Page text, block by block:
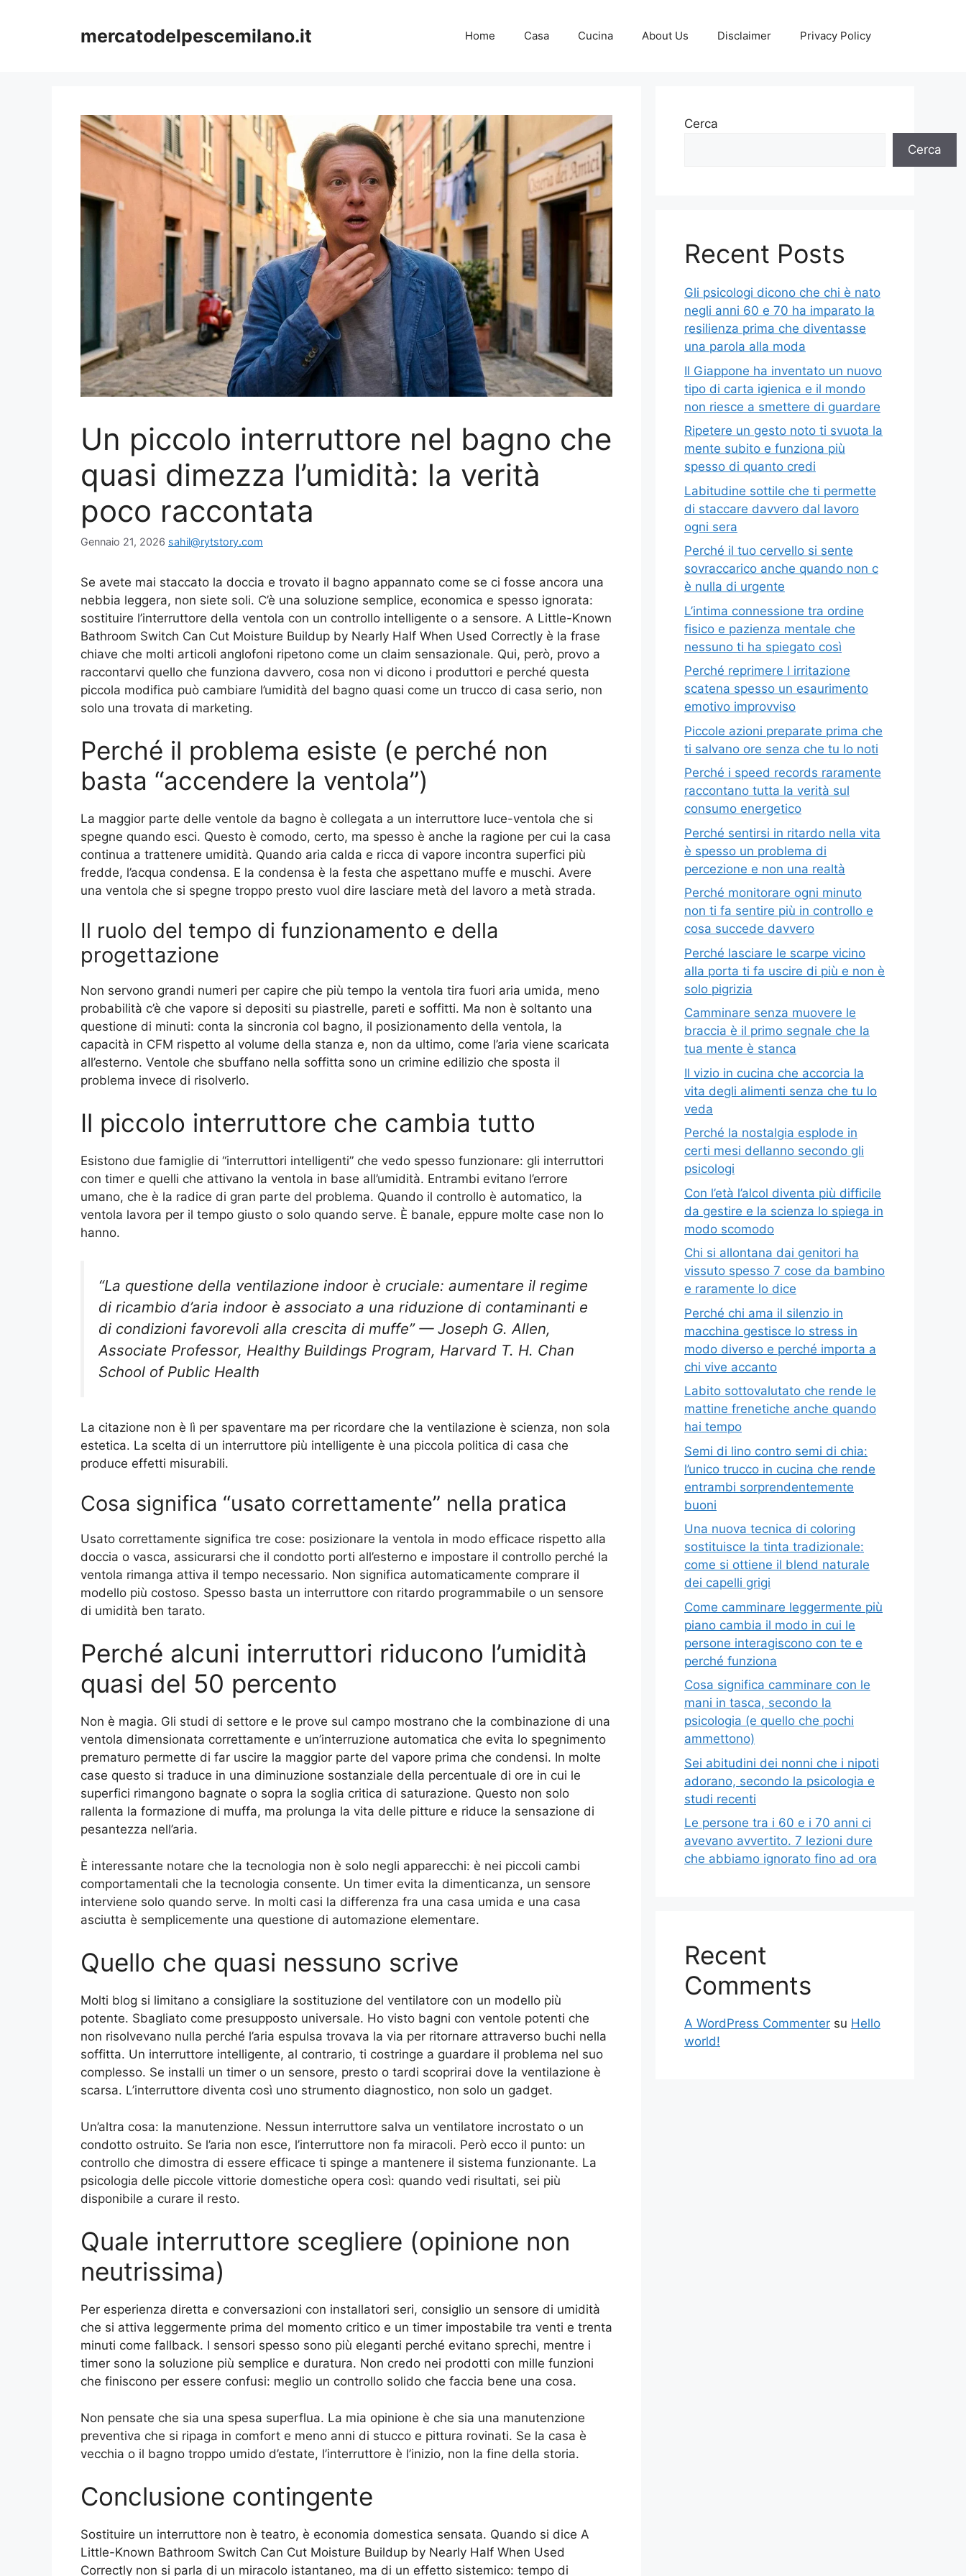
mercatodelpescemilano.it Home Casa Cucina About Us Disclaimer Privacy Policy
Un piccolo interruttore nel bagno che
quasi dimezza l’umidità: la verità
poco raccontata
Gennaio 21, 2026 sahil@rytstory.com
Se avete mai staccato la doccia e trovato il bagno appannato come se ci fosse ancora una
nebbia leggera, non siete soli. C’è una soluzione semplice, economica e spesso ignorata:
sostituire l’interruttore della ventola con un controllo intelligente o a sensore. A Little-Known
Bathroom Switch Can Cut Moisture Buildup by Nearly Half When Used Correctly è la frase
chiave che molti articoli anglofoni ripetono come un claim sensazionale. Qui, però, provo a
raccontarvi quello che funziona davvero, cosa non vi dicono i produttori e perché questa
piccola modifica può cambiare l’umidità del bagno quasi come un trucco di casa serio, non
solo una trovata di marketing.
Perché il problema esiste (e perché non
basta “accendere la ventola”)
La maggior parte delle ventole da bagno è collegata a un interruttore luce-ventola che si
spegne quando esci. Questo è comodo, certo, ma spesso è anche la ragione per cui la casa
continua a trattenere umidità. Quando aria calda e ricca di vapore incontra superfici più
fredde, l’acqua condensa. E la condensa è la festa che aspettano muffe e muschi. Avere
una ventola che si spegne troppo presto vuol dire lasciare metà del lavoro a metà strada.
Il ruolo del tempo di funzionamento e della
progettazione
Non servono grandi numeri per capire che più tempo la ventola tira fuori aria umida, meno
probabilità c’è che vapore si depositi su piastrelle, pareti e soffitti. Ma non è soltanto una
questione di minuti: conta la sincronia col bagno, il posizionamento della ventola, la
capacità in CFM rispetto al volume della stanza e, non da ultimo, come l’aria viene scaricata
all’esterno. Ventole che sbuffano nella soffitta sono un crimine edilizio che sposta il
problema invece di risolverlo.
Il piccolo interruttore che cambia tutto
Esistono due famiglie di “interruttori intelligenti” che vedo spesso funzionare: gli interruttori
con timer e quelli che attivano la ventola in base all’umidità. Entrambi evitano l’errore
umano, che è la radice di gran parte del problema. Quando il controllo è automatico, la
ventola lavora per il tempo giusto o solo quando serve. È banale, eppure molte case non lo
hanno.
“La questione della ventilazione indoor è cruciale: aumentare il regime
di ricambio d’aria indoor è associato a una riduzione di contaminanti e
di condizioni favorevoli alla crescita di muffe” — Joseph G. Allen,
Associate Professor, Healthy Buildings Program, Harvard T. H. Chan
School of Public Health
La citazione non è lì per spaventare ma per ricordare che la ventilazione è scienza, non sola
estetica. La scelta di un interruttore più intelligente è una piccola politica di casa che
produce effetti misurabili.
Cosa significa “usato correttamente” nella pratica
Usato correttamente significa tre cose: posizionare la ventola in modo efficace rispetto alla
doccia o vasca, assicurarsi che il condotto porti all’esterno e impostare il controllo perché la
ventola rimanga attiva il tempo necessario. Non significa automaticamente comprare il
modello più costoso. Spesso basta un interruttore con ritardo programmabile o un sensore
di umidità ben tarato.
Perché alcuni interruttori riducono l’umidità
quasi del 50 percento
Non è magia. Gli studi di settore e le prove sul campo mostrano che la combinazione di una
ventola dimensionata correttamente e un’interruzione automatica che evita lo spegnimento
prematuro permette di far uscire la maggior parte del vapore prima che condensi. In molte
case questo si traduce in una diminuzione sostanziale della percentuale di ore in cui le
superfici rimangono bagnate o sopra la soglia critica di saturazione. Questo non solo
rallenta la formazione di muffa, ma prolunga la vita delle pitture e riduce la sensazione di
pesantezza nell’aria.
È interessante notare che la tecnologia non è solo negli apparecchi: è nei piccoli cambi
comportamentali che la tecnologia consente. Un timer evita la dimenticanza, un sensore
interviene solo quando serve. In molti casi la differenza fra una casa umida e una casa
asciutta è semplicemente una questione di automazione elementare.
Quello che quasi nessuno scrive
Molti blog si limitano a consigliare la sostituzione del ventilatore con un modello più
potente. Sbagliato come presupposto universale. Ho visto bagni con ventole potenti che
non risolvevano nulla perché l’aria espulsa trovava la via per ritornare attraverso buchi nella
soffitta. Un interruttore intelligente, al contrario, ti costringe a guardare il problema nel suo
complesso. Se installi un timer o un sensore, presto o tardi scoprirai dove la ventilazione è
scarsa. L’interruttore diventa così uno strumento diagnostico, non solo un gadget.
Un’altra cosa: la manutenzione. Nessun interruttore salva un ventilatore incrostato o un
condotto ostruito. Se l’aria non esce, l’interruttore non fa miracoli. Però ecco il punto: un
controllo che dimostra di essere efficace ti spinge a mantenere il sistema funzionante. La
psicologia delle piccole vittorie domestiche opera così: quando vedi risultati, sei più
disponibile a curare il resto.
Quale interruttore scegliere (opinione non
neutrissima)
Per esperienza diretta e conversazioni con installatori seri, consiglio un sensore di umidità
che si attiva leggermente prima del momento critico e un timer impostabile tra venti e trenta
minuti come fallback. I sensori spesso sono più eleganti perché evitano sprechi, mentre i
timer sono la soluzione più semplice e duratura. Non credo nei prodotti con mille funzioni
che finiscono per essere confusi: meglio un controllo solido che faccia bene una cosa.
Non pensate che sia una spesa superflua. La mia opinione è che sia una manutenzione
preventiva che si ripaga in comfort e meno anni di stucco e pittura rovinati. Se la casa è
vecchia o il bagno troppo umido d’estate, l’interruttore è l’inizio, non la fine della storia.
Conclusione contingente
Sostituire un interruttore non è teatro, è economia domestica sensata. Quando si dice A
Little-Known Bathroom Switch Can Cut Moisture Buildup by Nearly Half When Used
Correctly non si parla di un miracolo istantaneo, ma di un effetto sistemico: tempo di
Cerca
Cerca
Recent Posts
Gli psicologi dicono che chi è nato
negli anni 60 e 70 ha imparato la
resilienza prima che diventasse
una parola alla moda
Il Giappone ha inventato un nuovo
tipo di carta igienica e il mondo
non riesce a smettere di guardare
Ripetere un gesto noto ti svuota la
mente subito e funziona più
spesso di quanto credi
Labitudine sottile che ti permette
di staccare davvero dal lavoro
ogni sera
Perché il tuo cervello si sente
sovraccarico anche quando non c
è nulla di urgente
L’intima connessione tra ordine
fisico e pazienza mentale che
nessuno ti ha spiegato così
Perché reprimere l irritazione
scatena spesso un esaurimento
emotivo improvviso
Piccole azioni preparate prima che
ti salvano ore senza che tu lo noti
Perché i speed records raramente
raccontano tutta la verità sul
consumo energetico
Perché sentirsi in ritardo nella vita
è spesso un problema di
percezione e non una realtà
Perché monitorare ogni minuto
non ti fa sentire più in controllo e
cosa succede davvero
Perché lasciare le scarpe vicino
alla porta ti fa uscire di più e non è
solo pigrizia
Camminare senza muovere le
braccia è il primo segnale che la
tua mente è stanca
Il vizio in cucina che accorcia la
vita degli alimenti senza che tu lo
veda
Perché la nostalgia esplode in
certi mesi dellanno secondo gli
psicologi
Con l’età l’alcol diventa più difficile
da gestire e la scienza lo spiega in
modo scomodo
Chi si allontana dai genitori ha
vissuto spesso 7 cose da bambino
e raramente lo dice
Perché chi ama il silenzio in
macchina gestisce lo stress in
modo diverso e perché importa a
chi vive accanto
Labito sottovalutato che rende le
mattine frenetiche anche quando
hai tempo
Semi di lino contro semi di chia:
l’unico trucco in cucina che rende
entrambi sorprendentemente
buoni
Una nuova tecnica di coloring
sostituisce la tinta tradizionale:
come si ottiene il blend naturale
dei capelli grigi
Come camminare leggermente più
piano cambia il modo in cui le
persone interagiscono con te e
perché funziona
Cosa significa camminare con le
mani in tasca, secondo la
psicologia (e quello che pochi
ammettono)
Sei abitudini dei nonni che i nipoti
adorano, secondo la psicologia e
studi recenti
Le persone tra i 60 e i 70 anni ci
avevano avvertito. 7 lezioni dure
che abbiamo ignorato fino ad ora
Recent
Comments
A WordPress Commenter su Hello
world!